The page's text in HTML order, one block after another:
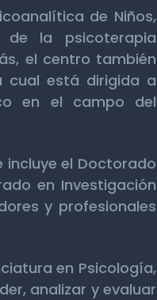
de Niños,
la psicoterapia
el centro también
cual está dirigida a
en el campo del
el Doctorado
en Investigación
y profesionales
en Psicología,
analizar y evaluar